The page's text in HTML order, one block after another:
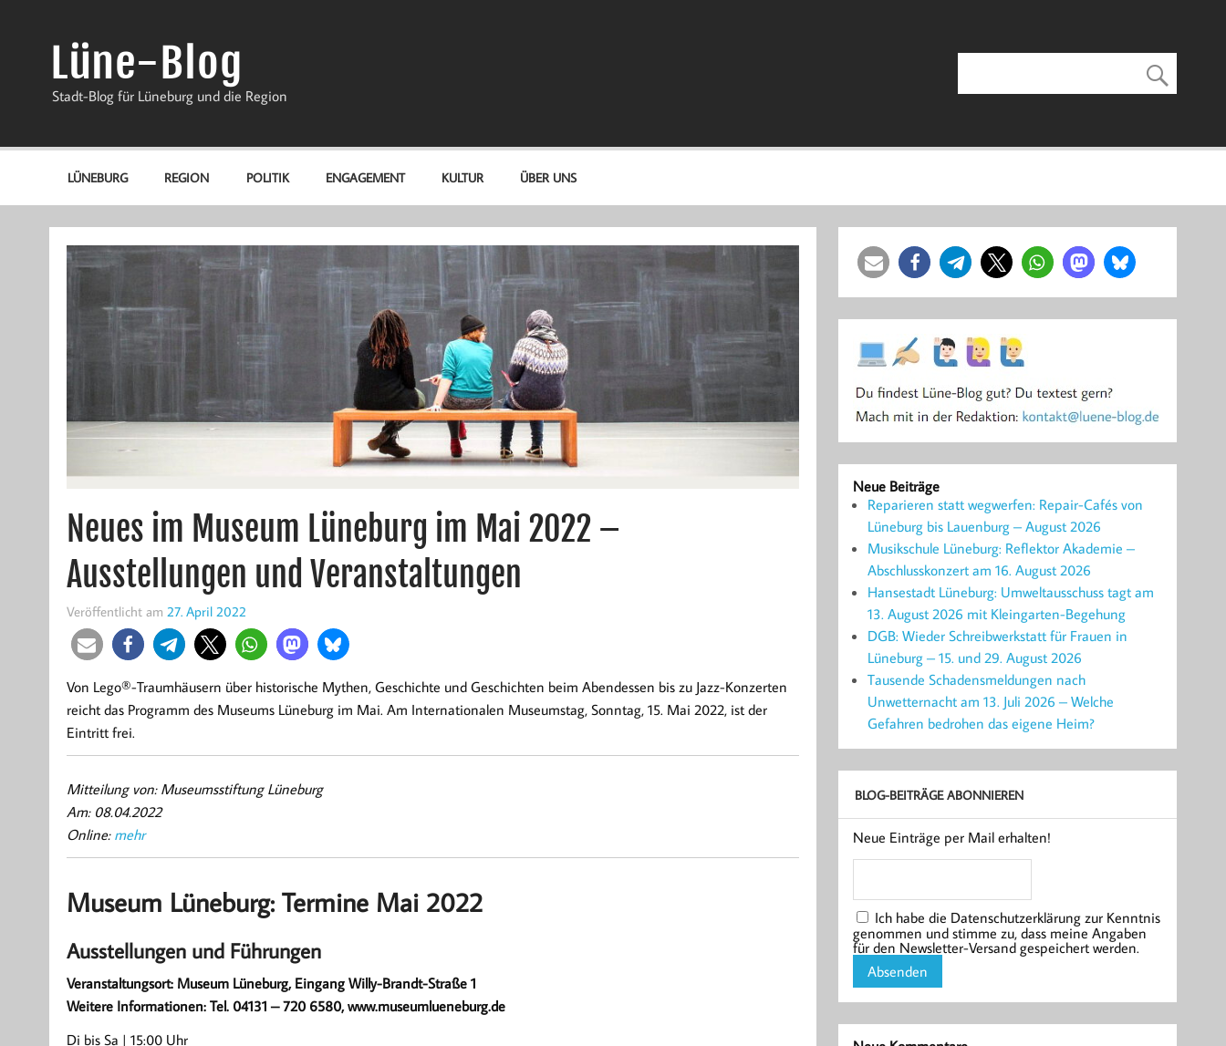
Lüne-Blog
Stadt-Blog für Lüneburg und die Region
LÜNEBURG REGION POLITIK ENGAGEMENT KULTUR ÜBER UNS
Neues im Museum Lüneburg im Mai 2022 –
Ausstellungen und Veranstaltungen
Veröffentlicht am 27. April 2022
Von Lego®-Traumhäusern über historische Mythen, Geschichte und Geschichten beim Abendessen bis zu Jazz-Konzerten
reicht das Programm des Museums Lüneburg im Mai. Am Internationalen Museumstag, Sonntag, 15. Mai 2022, ist der
Eintritt frei.
Mitteilung von: Museumsstiftung Lüneburg
Am: 08.04.2022
Online: mehr
Museum Lüneburg: Termine Mai 2022
Ausstellungen und Führungen
Veranstaltungsort: Museum Lüneburg, Eingang Willy-Brandt-Straße 1
Weitere Informationen: Tel. 04131 – 720 6580, www.museumlueneburg.de
Di bis Sa | 15:00 Uhr
Neue Beiträge
Reparieren statt wegwerfen: Repair-Cafés von
Lüneburg bis Lauenburg – August 2026
Musikschule Lüneburg: Reflektor Akademie –
Abschlusskonzert am 16. August 2026
Hansestadt Lüneburg: Umweltausschuss tagt am
13. August 2026 mit Kleingarten-Begehung
DGB: Wieder Schreibwerkstatt für Frauen in
Lüneburg – 15. und 29. August 2026
Tausende Schadensmeldungen nach
Unwetternacht am 13. Juli 2026 – Welche
Gefahren bedrohen das eigene Heim?
BLOG-BEITRÄGE ABONNIEREN
Neue Einträge per Mail erhalten!
Ich habe die Datenschutzerklärung zur Kenntnis
genommen und stimme zu, dass meine Angaben
für den Newsletter-Versand gespeichert werden.